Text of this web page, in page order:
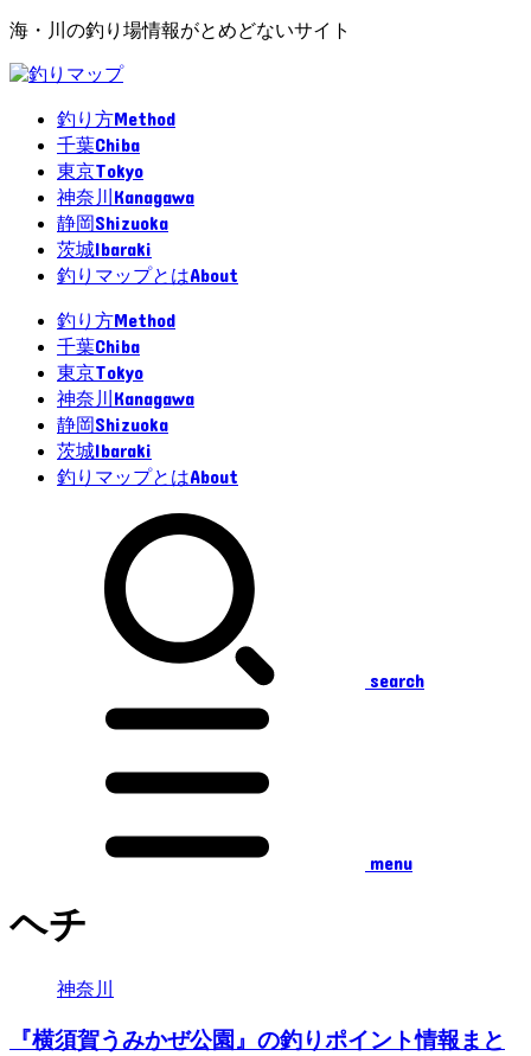
海・川の釣り場情報がとめどないサイト
釣り方Method
千葉Chiba
東京Tokyo
神奈川 Kanagawa
静岡Shizuoka
茨城Ibaraki
釣りマップとはAbout
釣り方Method
千葉Chiba
東京Tokyo
神奈川 Kanagawa
静岡Shizuoka
茨城Ibaraki
釣りマップとはAbout
search
menu
ヘチ
神奈川
『横須賀うみかぜ公園』の釣りポイント情報まと